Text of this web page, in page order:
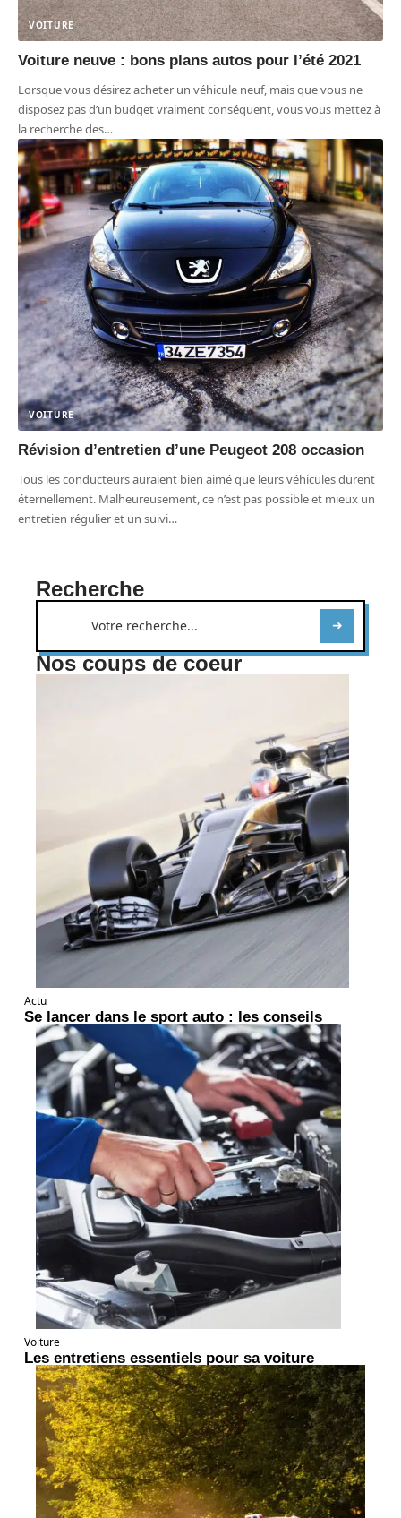
VOITURE
Voiture neuve : bons plans autos pour l’été 2021
Lorsque vous désirez acheter un véhicule neuf, mais que vous ne
disposez pas d’un budget vraiment conséquent, vous vous mettez à
la recherche des…
VOITURE
Révision d’entretien d’une Peugeot 208 occasion
Tous les conducteurs auraient bien aimé que leurs véhicules durent
éternellement. Malheureusement, ce n’est pas possible et mieux un
entretien régulier et un suivi…
Recherche
Nos coups de coeur
Actu
Se lancer dans le sport auto : les conseils
Voiture
Les entretiens essentiels pour sa voiture